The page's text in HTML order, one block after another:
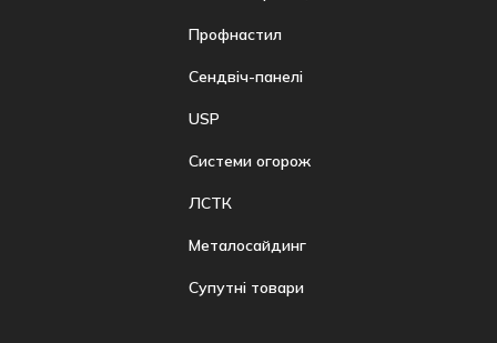
Профнастил
Сендвіч-панелі
USP
Системи огорож
ЛСТК
Металосайдинг
Супутні товари